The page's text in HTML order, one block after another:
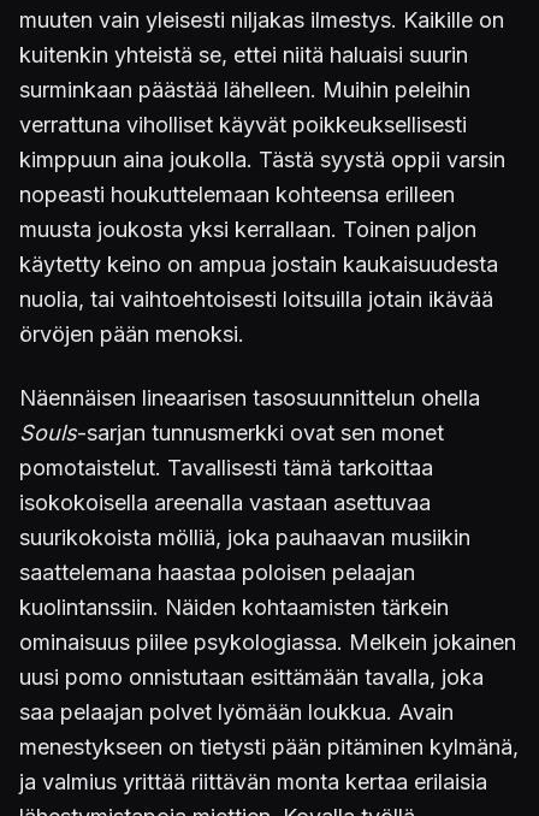
muuten vain yleisesti niljakas ilmestys. Kaikille on
kuitenkin yhteistä se, ettei niitä haluaisi suurin
surminkaan päästää lähelleen. Muihin peleihin
verrattuna viholliset käyvät poikkeuksellisesti
kimppuun aina joukolla. Tästä syystä oppii varsin
nopeasti houkuttelemaan kohteensa erilleen
muusta joukosta yksi kerrallaan. Toinen paljon
käytetty keino on ampua jostain kaukaisuudesta
nuolia, tai vaihtoehtoisesti loitsuilla jotain ikävää
örvöjen pään menoksi.
Näennäisen lineaarisen tasosuunnittelun ohella
Souls-sarjan tunnusmerkki ovat sen monet
pomotaistelut. Tavallisesti tämä tarkoittaa
isokokoisella areenalla vastaan asettuvaa
suurikokoista mölliä, joka pauhaavan musiikin
saattelemana haastaa poloisen pelaajan
kuolintanssiin. Näiden kohtaamisten tärkein
ominaisuus piilee psykologiassa. Melkein jokainen
uusi pomo onnistutaan esittämään tavalla, joka
saa pelaajan polvet lyömään loukkua. Avain
menestykseen on tietysti pään pitäminen kylmänä,
ja valmius yrittää riittävän monta kertaa erilaisia